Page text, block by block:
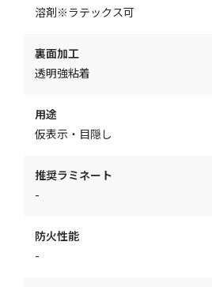
溶剤※ラテックス可
裏面加工
透明強粘着
用途
仮表示・目隠し
推奨ラミネート
-
防火性能
-